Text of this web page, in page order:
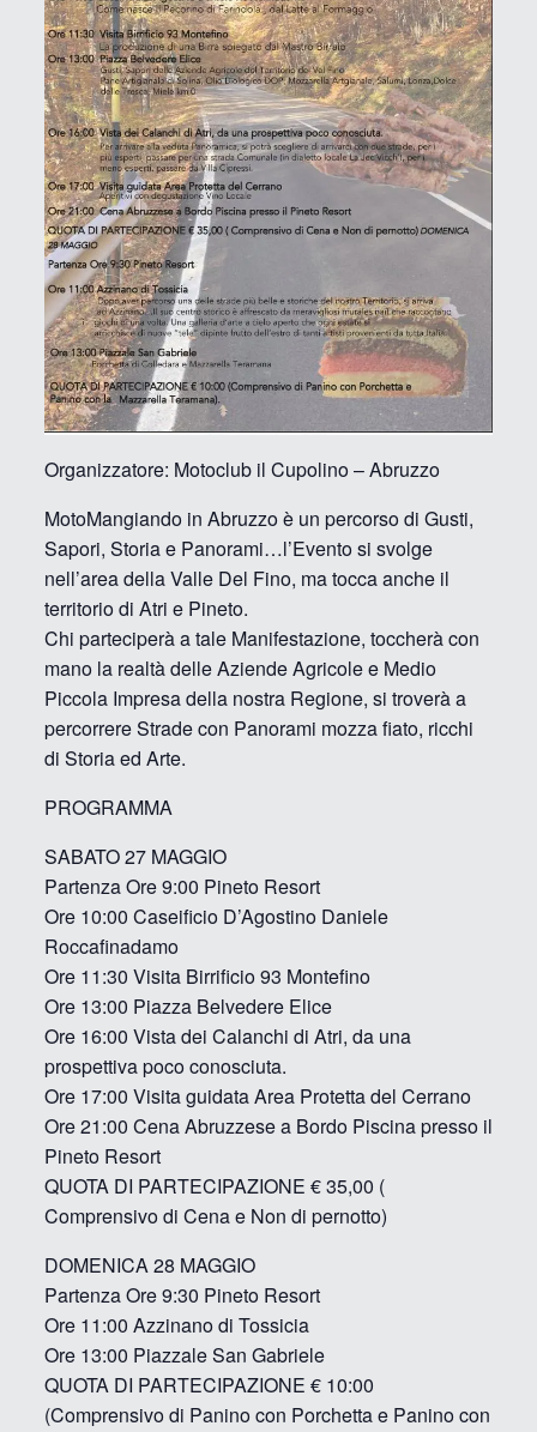
Organizzatore: Motoclub il Cupolino – Abruzzo
MotoMangiando in Abruzzo è un percorso di Gusti,
Sapori, Storia e Panorami…l’Evento si svolge
nell’area della Valle Del Fino, ma tocca anche il
territorio di Atri e Pineto.
Chi parteciperà a tale Manifestazione, toccherà con
mano la realtà delle Aziende Agricole e Medio
Piccola Impresa della nostra Regione, si troverà a
percorrere Strade con Panorami mozza fiato, ricchi
di Storia ed Arte.
PROGRAMMA
SABATO 27 MAGGIO
Partenza Ore 9:00 Pineto Resort
Ore 10:00 Caseificio D’Agostino Daniele
Roccafinadamo
Ore 11:30 Visita Birrificio 93 Montefino
Ore 13:00 Piazza Belvedere Elice
Ore 16:00 Vista dei Calanchi di Atri, da una
prospettiva poco conosciuta.
Ore 17:00 Visita guidata Area Protetta del Cerrano
Ore 21:00 Cena Abruzzese a Bordo Piscina presso il
Pineto Resort
QUOTA DI PARTECIPAZIONE € 35,00 (
Comprensivo di Cena e Non di pernotto)
DOMENICA 28 MAGGIO
Partenza Ore 9:30 Pineto Resort
Ore 11:00 Azzinano di Tossicia
Ore 13:00 Piazzale San Gabriele
QUOTA DI PARTECIPAZIONE € 10:00
(Comprensivo di Panino con Porchetta e Panino con